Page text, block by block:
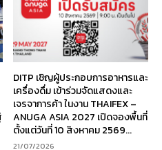
DITP เชิญผู้ประกอบการอาหารและ
เครื่องดื่ม เข้าร่วมจัดแสดงและ
เจรจาการค้า ในงาน THAIFEX –
ANUGA ASIA 2027 เปิดจองพื้นที่
ตั้งแต่วันที่ 10 สิงหาคม 2569...
21/07/2026